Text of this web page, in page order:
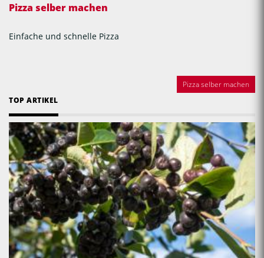
Pizza selber machen
Einfache und schnelle Pizza
Pizza selber machen
TOP ARTIKEL